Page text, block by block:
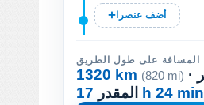
أضف عنصرا
المسافة على طول الطريق
1320 km (820 mi) · وقت السفر
المقدر 17 h 24 min